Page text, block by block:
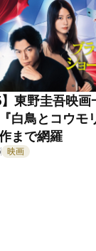
】東野圭吾映画
白鳥とコウモ
まで網羅
映画